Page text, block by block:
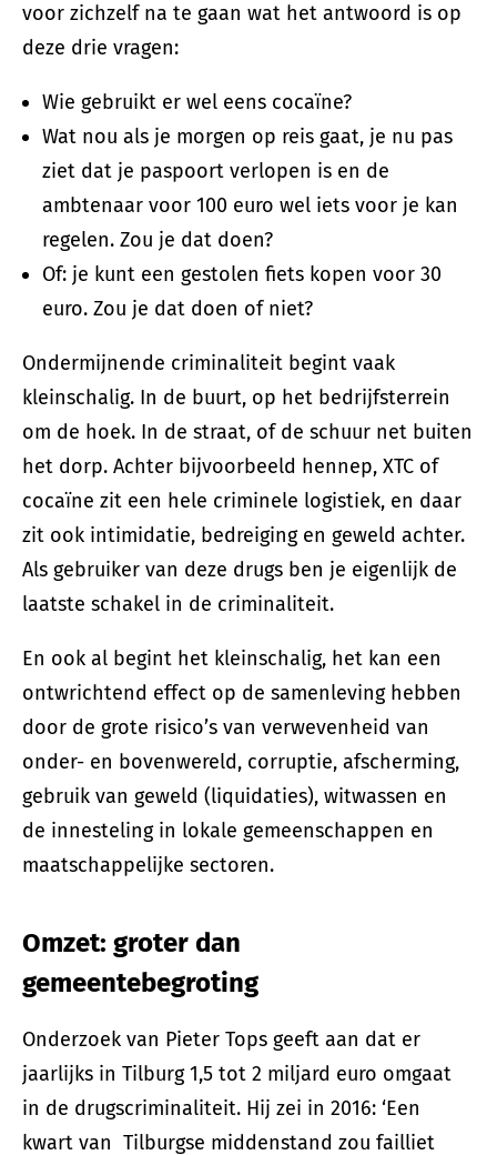
voor zichzelf na te gaan wat het antwoord is op
deze drie vragen:
Wie gebruikt er wel eens cocaïne?
Wat nou als je morgen op reis gaat, je nu pas
ziet dat je paspoort verlopen is en de
ambtenaar voor 100 euro wel iets voor je kan
regelen. Zou je dat doen?
Of: je kunt een gestolen fiets kopen voor 30
euro. Zou je dat doen of niet?
Ondermijnende criminaliteit begint vaak
kleinschalig. In de buurt, op het bedrijfsterrein
om de hoek. In de straat, of de schuur net buiten
het dorp. Achter bijvoorbeeld hennep, XTC of
cocaïne zit een hele criminele logistiek, en daar
zit ook intimidatie, bedreiging en geweld achter.
Als gebruiker van deze drugs ben je eigenlijk de
laatste schakel in de criminaliteit.
En ook al begint het kleinschalig, het kan een
ontwrichtend effect op de samenleving hebben
door de grote risico’s van verwevenheid van
onder- en bovenwereld, corruptie, afscherming,
gebruik van geweld (liquidaties), witwassen en
de innesteling in lokale gemeenschappen en
maatschappelijke sectoren.
Omzet: groter dan
gemeentebegroting
Onderzoek van Pieter Tops geeft aan dat er
jaarlijks in Tilburg 1,5 tot 2 miljard euro omgaat
in de drugscriminaliteit. Hij zei in 2016: ‘Een
kwart van Tilburgse middenstand zou failliet